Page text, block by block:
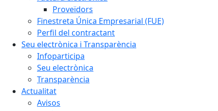
Proveïdors
Finestreta Única Empresarial (FUE)
Perfil del contractant
Seu electrònica i Transparència
Infoparticipa
Seu electrònica
Transparència
Actualitat
Avisos